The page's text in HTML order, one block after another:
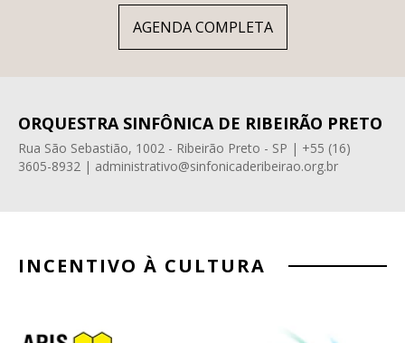
AGENDA COMPLETA
ORQUESTRA SINFÔNICA DE RIBEIRÃO PRETO
Rua São Sebastião, 1002 - Ribeirão Preto - SP | +55 (16)
3605-8932 | administrativo@sinfonicaderibeirao.org.br
INCENTIVO À CULTURA